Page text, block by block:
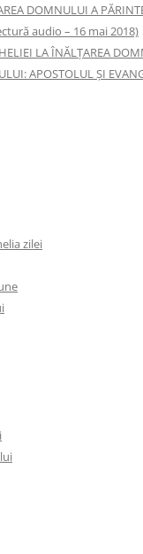
DOMNULUI A
audio – 16 mai 2018)
LA ÎNĂLŢAREA
APOSTOLUL ȘI
zilei